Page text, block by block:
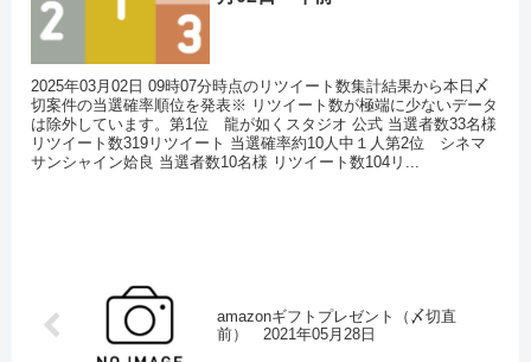
2025年03月02日 09時07分時点のリツイート数集計結果から本日〆
切案件の当選確率順位を発表※ リツイート数が極端に少ないデータ
は除外しています。第1位 龍が如くスタジオ 公式 当選者数33名様
リツイート数319リツイート 当選確率約10人中１人第2位 シネマ
サンシャイン姶良 当選者数10名様 リツイート数104リ...
amazonギフトプレゼント（〆切直
前） 2021年05月28日